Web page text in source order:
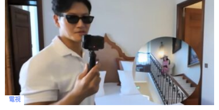
電視